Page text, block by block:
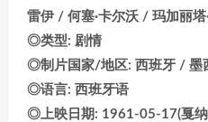
雷伊 / 何塞·卡尔沃 / 玛加丽
◎类型: 剧情
◎制片国家/地区: 西班牙 / 墨
◎语言: 西班牙语
◎上映日期: 1961-05-17(戛纳